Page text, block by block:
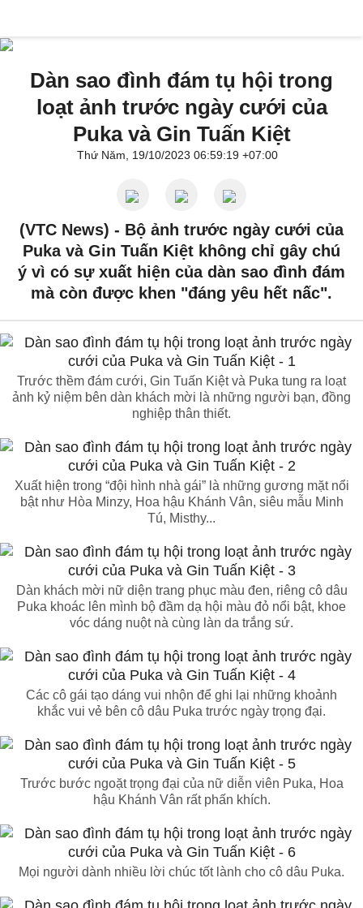
Dàn sao đình đám tụ hội trong
loạt ảnh trước ngày cưới của
Puka và Gin Tuấn Kiệt
Thứ Năm, 19/10/2023 06:59:19 +07:00
(VTC News) - Bộ ảnh trước ngày cưới của
Puka và Gin Tuấn Kiệt không chỉ gây chú
ý vì có sự xuất hiện của dàn sao đình đám
mà còn được khen "đáng yêu hết nấc".
Trước thềm đám cưới, Gin Tuấn Kiệt và Puka tung ra loạt
ảnh kỷ niệm bên dàn khách mời là những người bạn, đồng
nghiệp thân thiết.
Xuất hiện trong “đội hình nhà gái” là những gương mặt nổi
bật như Hòa Minzy, Hoa hậu Khánh Vân, siêu mẫu Minh
Tú, Misthy...
Dàn khách mời nữ diện trang phục màu đen, riêng cô dâu
Puka khoác lên mình bộ đầm dạ hội màu đỏ nổi bật, khoe
vóc dáng nuột nà cùng làn da trắng sứ.
Các cô gái tạo dáng vui nhộn để ghi lại những khoảnh
khắc vui vẻ bên cô dâu Puka trước ngày trọng đại.
Trước bước ngoặt trọng đại của nữ diễn viên Puka, Hoa
hậu Khánh Vân rất phấn khích.
Mọi người dành nhiều lời chúc tốt lành cho cô dâu Puka.